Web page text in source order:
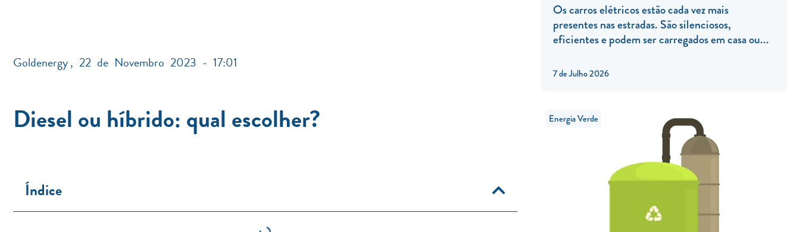
Goldenergy 22 de Novembro 2023 - 17:01
Diesel ou híbrido: qual escolher?
Índice
7 de Julho 2026
Os carros elétricos estão cada vez mais
presentes nas estradas. São silenciosos,
eficientes e podem ser carregados em casa ou...
Energia Verde